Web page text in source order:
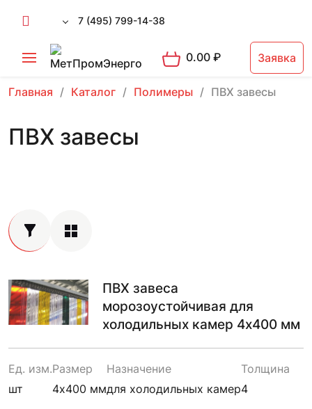
7 (495) 799-14-38
0.00₽ Заявка
Главная Каталог Полимеры ПВХ завесы
ПВХ завесы
ПВХ завеса
морозоустойчивая для
холодильных камер 4х400 мм
Ед. изм.
шт
Размер
4х400 мм
Назначение
для холодильных камер
Толщина
4